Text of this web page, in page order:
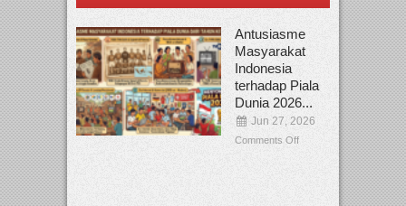
Antusiasme
Masyarakat
Indonesia
terhadap Piala
Dunia 2026...
Jun 27, 2026
Comments Off